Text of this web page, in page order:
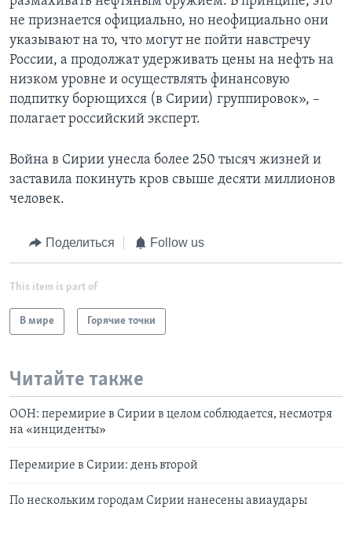
не признается официально, но неофициально они
указывают на то, что могут не пойти навстречу
России, а продолжат удерживать цены на нефть на
низком уровне и осуществлять финансовую
подпитку борющихся (в Сирии) группировок», –
полагает российский эксперт.
Война в Сирии унесла более 250 тысяч жизней и
заставила покинуть кров свыше десяти миллионов
человек.
Поделиться Follow us
This item is part of
В мире Горячие точки
Читайте также
ООН: перемирие в Сирии в целом соблюдается, несмотря
на «инциденты»
Перемирие в Сирии: день второй
По нескольким городам Сирии нанесены авиаудары